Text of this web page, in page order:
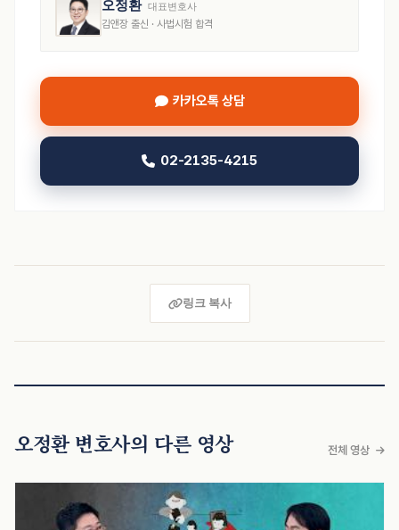
오정환 대표변호사
김앤장 출신 · 사법시험 합격
카카오톡 상담
02-2135-4215
링크 복사
오정환 변호사의 다른 영상 전체 영상